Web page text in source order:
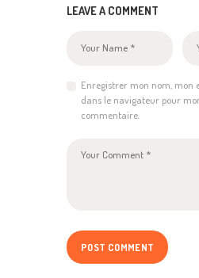
LEAVE A COMMENT
Enregistrer mon nom, mon
dans le navigateur pour
commentaire.